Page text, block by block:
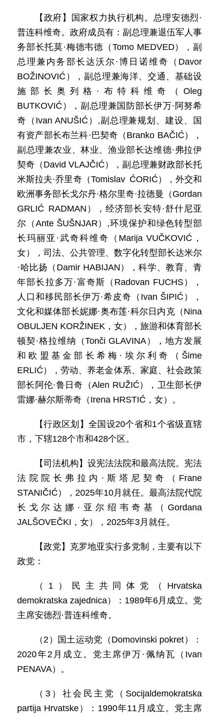
【政府】国家权力执行机构。总理安德烈·
普连科维奇。政府成员有：副总理兼退伍军人事
务部长托莫·梅德韦德（Tomo MEDVED），副
总理兼内务部长达沃尔·博日诺维奇（Davor
BOŽINOVIĆ），副总理兼海洋、交通、基础设
施部长奥列格·布特科维奇（Oleg
BUTKOVIĆ），副总理兼国防部长伊万·阿努希
奇（Ivan ANUŠIĆ）,副总理兼规划、建设、国
有资产部长布兰科·巴契奇（Branko BAČIĆ），
副总理兼农业、林业、渔业部长达维德·弗拉伊
契奇（David VLAJČIĆ），副总理兼财政部长托
米斯拉夫·乔里奇（Tomislav ĆORIĆ），外交和
欧洲事务部长戈尔丹·格尔里奇·拉德曼（Gordan
GRLIĆ RADMAN），经济部长安特·舒什尼亚
尔（Ante ŠUŠNJAR）,环境保护和绿色转型部
长玛丽亚·武奇科维奇（Marija VUČKOVIĆ，
女），司法、公共管理、数字化转型部长达米尔
·哈比扬（Damir HABIJAN），科学、教育、青
年部长拉多万·富奇斯（Radovan FUCHS），
人口和移民部长伊万·希皮奇（Ivan ŠIPIĆ），
文化和媒体部长妮娜·奥布莲·科尔日内克（Nina
OBULJEN KORŽINEK，女），旅游和体育部长
顿契·格拉维纳（Tonči GLAVINA），地方发展
和欧盟基金部长希梅·埃尔利奇（Šime
ERLIĆ），劳动、养老金体系、家庭、社会政策
部长阿伦·鲁日奇（Alen RUŽIĆ），卫生部长伊
雷娜·赫尔斯蒂奇（Irena HRSTIĆ，女）。
【行政区划】全国设20个省和1个省级直辖
市，下辖128个市和428个区。
【司法机构】设宪法法院和最高法院。宪法
法院院长弗拉内·斯塔尼契奇（Frane
STANIČIĆ），2025年10月就任。最高法院代院
长戈尔达娜·亚尔绍韦奇基（Gordana
JALŠOVEČKI，女），2025年3月就任。
【政党】克罗地亚实行多党制，主要有以下
政党：
（1）民主共同体党（Hrvatska
demokratska zajednica）：1989年6月成立。党
主席安德烈·普连科维奇。
（2）国土运动党（Domovinski pokret）：
2020年2月成立。党主席伊万·佩纳瓦（Ivan
PENAVA）。
（3）社会民主党（Socijaldemokratska
partija Hrvatske）：1990年11月成立。党主席